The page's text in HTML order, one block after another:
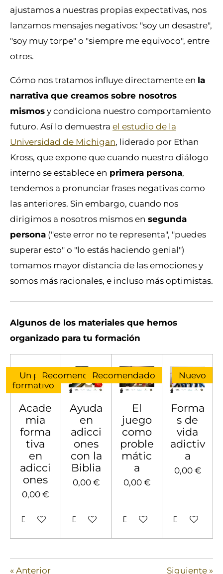
ajustamos a nuestras propias expectativas, nos
lanzamos mensajes negativos: "soy un desastre",
"soy muy torpe" o "siempre me equivoco", entre
otros.
Cómo nos tratamos influye directamente en la
narrativa que creamos sobre nosotros
mismosy condiciona nuestro comportamiento
futuro. Así lo demuestra el estudio de la
Universidad de Michigan, liderado por Ethan
Kross, que expone que cuando nuestro diálogo
interno se establece en primera persona,
tendemos a pronunciar frases negativas como
las anteriores. Sin embargo, cuando nos
dirigimos a nosotros mismos en segunda
persona ("este error no te representa", "puedes
superar esto" o "lo estás haciendo genial")
tomamos mayor distancia de las emociones y
somos más racionales, e incluso más optimistas.
Algunos de los materiales que hemos
organizado para tu formación
Un pack
formativo
Acade
mia
forma
tiva
en
adicci
ones
0,00 €
Deshabilitado
Recomendado
Ayuda
en
adicci
ones
con la
Biblia
0,00 €
Deshabilitado
Recomendado
El
juego
como
proble
mátic
a
0,00 €
Deshabilitado
Nuevo
Forma
s de
vida
adictiv
a
0,00 €
«Anterior Siguiente »